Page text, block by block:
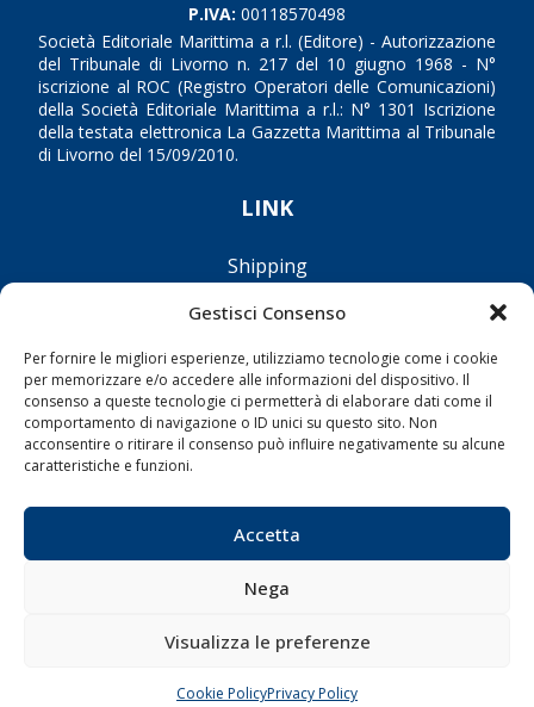
Gestisci Consenso
Per fornire le migliori esperienze, utilizziamo tecnologie come i cookie
per memorizzare e/o accedere alle informazioni del dispositivo. Il
consenso a queste tecnologie ci permetterà di elaborare dati come il
comportamento di navigazione o ID unici su questo sito. Non
acconsentire o ritirare il consenso può influire negativamente su alcune
caratteristiche e funzioni.
Accetta
Nega
Visualizza le preferenze
Cookie PolicyPrivacy Policy
P.IVA: 00118570498
Società Editoriale Marittima a r.l. (Editore) - Autorizzazione
del Tribunale di Livorno n. 217 del 10 giugno 1968 - N°
iscrizione al ROC (Registro Operatori delle Comunicazioni)
della Società Editoriale Marittima a r.l.: N° 1301 Iscrizione
della testata elettronica La Gazzetta Marittima al Tribunale
di Livorno del 15/09/2010.
LINK
Shipping
Porti/Interporti
Varie
Sostenibilità
Compagnie di Navigazione
Contatti
SEGUI
CHIAMA SCRIVI